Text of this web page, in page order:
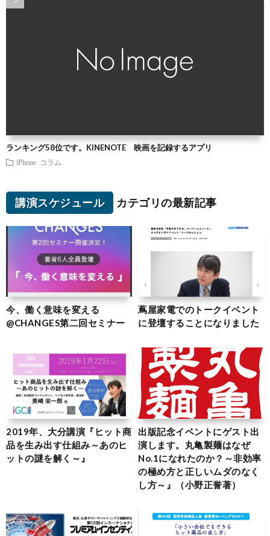
ランキング58位です。KINENOTE 映画を記録するアプリ
iPhone コラム
講演スケジュール カテゴリの最新記事
今、働く意味を変える
@CHANGES第二回セミナー
蔦屋家電でのトークイベント
に登壇することになりました
2019年、大分講演『ヒット商
品を生み出す仕組み～あのヒ
ットの謎を解く～』
出版記念イベントにゲスト出
演します。丸亀製麺はなぜ
No.1になれたのか？～非効率
の極め方と正しいムダのなく
し方～』（小野正誉著）